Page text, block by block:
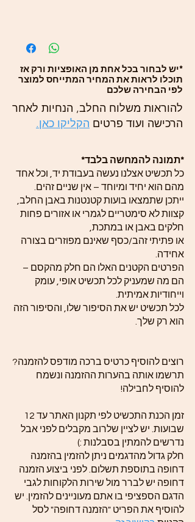
*יש לבחור בכל אחת מן האופציות ורק אז
תוכלו לראות את המחיר המתייחס למוצר
לפי הבחירה שלכם
להוראות משלוח החלב, הנחיות לאחר
הרכישה ועוד פרטים הקליקו כאן.
*תמונה להמחשה בלבד*
כל תכשיט אצלנו נעשה בעבודת יד, וכל אחד
מהם הוא יחיד ומיוחד – אין שניים זהים.
ייתכן שתמצאו בועות קטנטנות באבן החלב,
קצוות לא סימטריים לגמרי או אזורים פחות
חלקים באבן או במתכת,
או פתיתי זהב/כסף שאינם מפוזרים בצורה
אחידה.
הפרטים הקטנים האלו הם חלק מהקסם –
הם מה שמעניק לכל תכשיט אופי, עומק
וייחודיות אמיתית.
לכל תכשיט יש את הסיפור שלו, והסיפור הזה
הוא רק שלך.
רוצים להוסיף כרטיס ברכה מודפס להזמנה?
תרשמו אותה בהערות ההזמנה ונשמח
להוסיף לחבילה!
זמן הכנת התכשיט לפי תקנון האתר עד 12
שבועות. יש לציין שלרוב מקבלים לפני אבל
נדרשים להמתין בסבלנות :)
חלק גדול מהדגמים ניתן להזמין בהזמנה
דחופה בתוספת תשלום. לפני ביצוע הזמנה
דחופה יש לברר מול שירות הלקוחות לגבי
הדגם הספציפי בו אתם מעוניינים להזמין. יש
להוסיף את הפריט "הזמנה דחופה" לסל